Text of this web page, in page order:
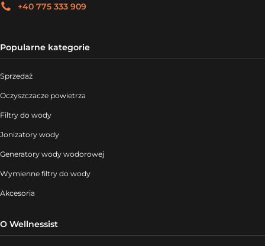
+40 775 333 909
Popularne kategorie
Sprzedaż
Oczyszczacze powietrza
Filtry do wody
Jonizatory wody
Generatory wody wodorowej
Wymienne filtry do wody
Akcesoria
O Wellnessist